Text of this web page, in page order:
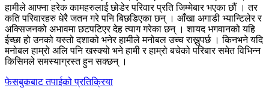
हामीले आफ्ना हरेक कामहरुलाई छोडेर परिवार प्रति जिम्मेबार भएका छौं । तर
कति परिवारहरु धेरै जतन गरे पनि बिछडिएका छन् । आँखा अगाडी भ्यान्टिलेर र
अक्सिजनको अभावमा छटपटिएर देह त्याग गरेका छन् । शायद भगवानको यहि
ईच्छा हो उनको यस्तो दशाको भनेर हामीले मनोबल उच्च राख्नुपर्छ । किनभने यदि
मनोबल हाम्रो अलि पनि खस्क्यो भने हामी र हाम्रो बचेको परिबार समेत विभिन्न
किसिमले समस्याग्रस्त हुन सक्छन् ।
फेसबुकबाट तपाईको प्रतिक्रिया